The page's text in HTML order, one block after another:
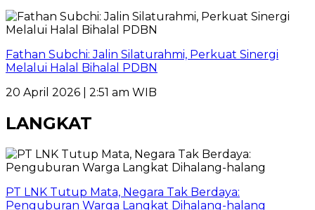
Fathan Subchi: Jalin Silaturahmi, Perkuat Sinergi
Melalui Halal Bihalal PDBN
20 April 2026 | 2:51 am WIB
LANGKAT
PT LNK Tutup Mata, Negara Tak Berdaya:
Penguburan Warga Langkat Dihalang-halang